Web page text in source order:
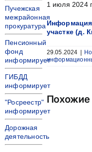
1 июля 2024
участке (д.
29.05.2024
Похожие
Пучежская
межрайонная
прокуратура
Пенсионный
фонд
информирует
ГИБДД
информирует
"Росреестр"
информирует
Дорожная
деятельность